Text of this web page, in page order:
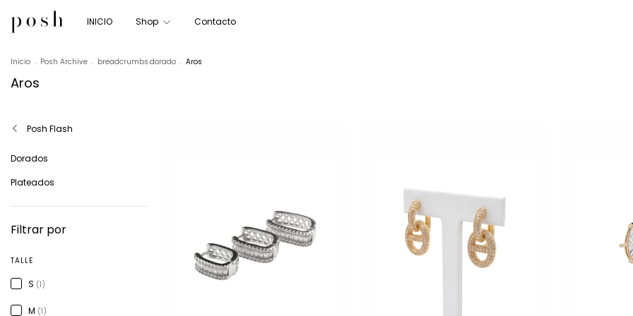
INICIO Shop Contacto
Inicio . Posh Archive . breadcrumbs.dorado . Aros
Aros
Posh Flash
Dorados
Plateados
Filtrar por
TALLE
S (1)
M (1)